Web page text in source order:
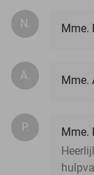
N. Mme.
A. Mme.
P.
Mme.